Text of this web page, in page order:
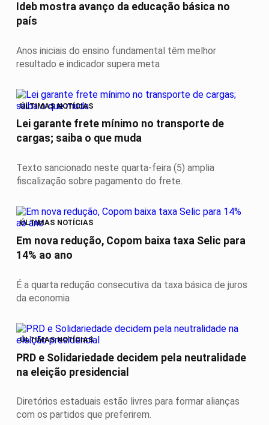
Ideb mostra avanço da educação básica no
país
Anos iniciais do ensino fundamental têm melhor
resultado e indicador supera meta
ÚLTIMAS NOTÍCIAS
Lei garante frete mínimo no transporte de
cargas; saiba o que muda
Texto sancionado neste quarta-feira (5) amplia
fiscalização sobre pagamento do frete.
ÚLTIMAS NOTÍCIAS
Em nova redução, Copom baixa taxa Selic para
14% ao ano
É a quarta redução consecutiva da taxa básica de juros
da economia
ÚLTIMAS NOTÍCIAS
PRD e Solidariedade decidem pela neutralidade
na eleição presidencial
Diretórios estaduais estão livres para formar alianças
com os partidos que preferirem.